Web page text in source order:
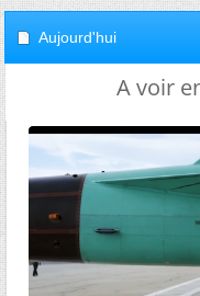
Aujourd'hui
A voir